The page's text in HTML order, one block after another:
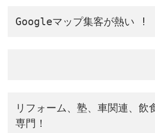
Googleマップ集客が熱い !
リフォーム、塾、車関連、飲
専門！